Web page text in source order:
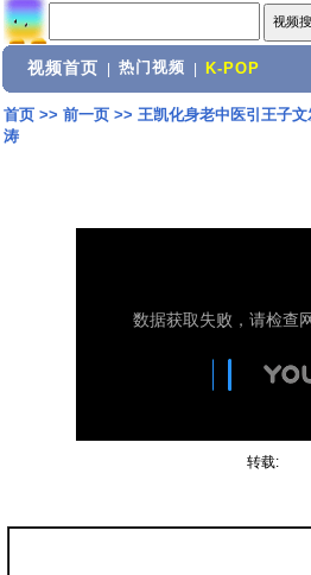
视频首页 热门视频 K-POP
首页>> 前一页>> 王凯化身老中医引王子
涛
转载: